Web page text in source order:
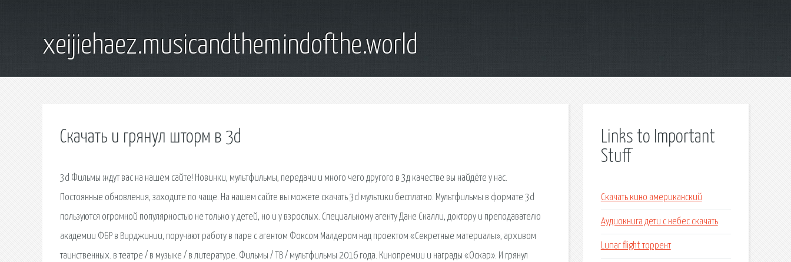
xeijiehaez.musicandthemindofthe.world
Скачать и грянул шторм в 3d
3d Фильмы ждут вас на нашем сайте! Новинки, мультфильмы, передачи и много чего другого в 3д качестве вы найдёте у нас.
Постоянные обновления, заходите по чаще. На нашем сайте вы можете скачать 3d мультики бесплатно. Мультфильмы в формате 3d
пользуются огромной популярностью не только у детей, но и у взрослых. Специальному агенту Дане Скалли, доктору и преподавателю
академии ФБР в Вирджинии, поручают работу в паре с агентом Фоксом Малдером над проектом «Секретные материалы», архивом
таинственных. в театре / в музыке / в литературе. Фильмы / ТВ / мультфильмы 2016 года. Кинопремии и награды «Оскар». И грянул
Links to Important
Stuff
Скачать кино американский
Аудиокнига дети с небес скачать
Lunar flight торрент